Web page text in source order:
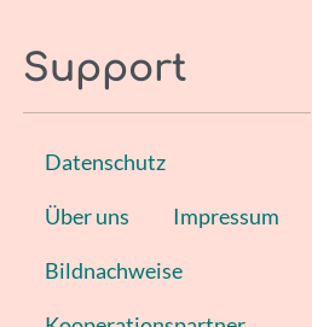
Support
Datenschutz
Über uns Impressum
Bildnachweise